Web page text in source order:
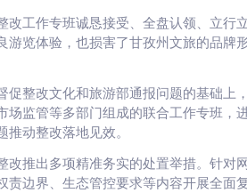
工作专班诚恳接受、全盘认领、立行
游览体验，也损害了甘孜州文旅的品牌
整改文化和旅游部通报问题的基础上
场监管等多部门组成的联合工作专班，
动整改落地见效。
推出多项精准务实的处置举措。针对
责边界、生态管控要求等内容开展全面